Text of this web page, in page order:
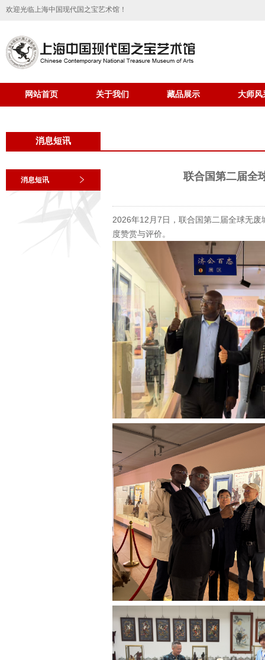
欢迎光临上海中国现代国之宝艺术馆！
网站首页 关于我们 藏品展示 大师风
消息短讯
消息短讯 联合国第二届全
2026年12月7日，联合国第二届全球无
度赞赏与评价。